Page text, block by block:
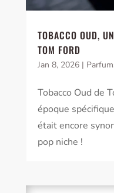
TOBACCO OUD,
TOM FORD
Jan 8, 2026|
Tobacco Oud de
époque
était encore
pop niche !